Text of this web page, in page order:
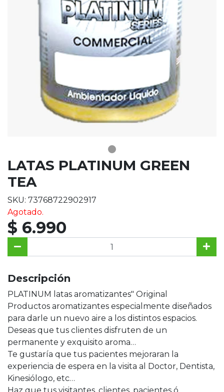
LATAS PLATINUM GREEN
TEA
SKU: 73768722902917
Agotado.
$ 6.990
Descripción
PLATINUM latas aromatizantes" Original
Productos aromatizantes especialmente diseñados
para darle un nuevo aire a los distintos espacios.
Deseas que tus clientes disfruten de un
permanente y exquisito aroma…
Te gustaría que tus pacientes mejoraran la
experiencia de espera en la visita al Doctor, Dentista,
Kinesiólogo, etc…